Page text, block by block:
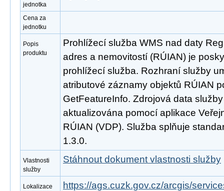
jednotka
Cena za
jednotku
Popis
produktu
Prohlížecí služba WMS nad daty
adres a nemovitostí (RÚIAN) je
prohlížecí služba. Rozhraní služby
atributové záznamy objektů RÚIAN
GetFeatureInfo. Zdrojová data
aktualizována pomocí aplikace
RÚIAN (VDP). Služba splňuje
1.3.0.
Vlastnosti
služby
Stáhnout dokument vlastnosti služby
Lokalizace
https://ags.cuzk.gov.cz/arcgis/